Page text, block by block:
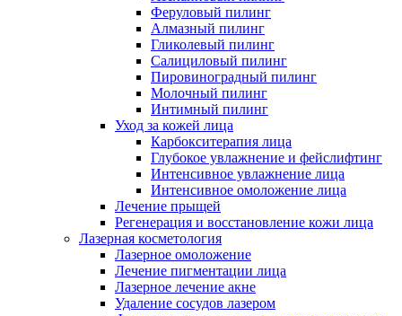
Феруловый пилинг
Алмазный пилинг
Гликолевый пилинг
Салициловый пилинг
Пировиноградный пилинг
Молочный пилинг
Интимный пилинг
Уход за кожей лица
Карбокситерапия лица
Глубокое увлажнение и фейслифтинг
Интенсивное увлажнение лица
Интенсивное омоложение лица
Лечение прыщей
Регенерация и восстановление кожи лица
Лазерная косметология
Лазерное омоложение
Лечение пигментации лица
Лазерное лечение акне
Удаление сосудов лазером